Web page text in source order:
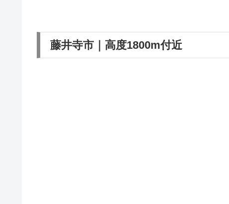
藤井寺市｜高度1800m付近